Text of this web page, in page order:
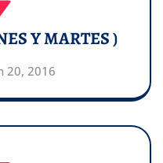
Y MARTES )
20, 2016